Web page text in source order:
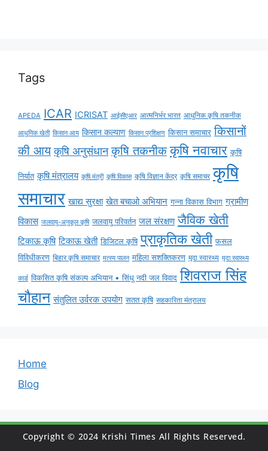
Tags
APEDA ICAR ICRISAT आईसीएआर आत्मनिर्भर भारत आधुनिक कृषि तकनीक
आधुनिक खेती किसान आय किसान कल्याण किसान प्रशिक्षण किसान समाचार किसानों
की आय कृषि अनुसंधान कृषि तकनीक कृषि नवाचार कृषि
निर्यात कृषि मंत्रालय कृषि मंत्री कृषि विकास कृषि विज्ञान केंद्र कृषि समाचर कृषि
समाचार खाद्य सुरक्षा खेत बचाओ अभियान गन्ना विकास विभाग ग्रामीण
विकास जलवायु-अनुकूल कृषि जलवायु परिवर्तन जल संरक्षण जैविक खेती
टिकाऊ कृषि टिकाऊ खेती डिजिटल कृषि प्राकृतिक खेती फसल
विविधीकरण बिहार कृषि समाचार मत्स्य पालन महिला सशक्तिकरण मृदा स्वास्थ्य मृदा स्वास्थ्य
कार्ड विकसित कृषि संकल्प अभियान • सिंधु नदी जल विवाद शिवराज सिंह
चौहान संतुलित उर्वरक उपयोग सतत कृषि सहकारिता मंत्रालय
Home
Blog
Copyright © 2024 Krishi Times All Rights Reserved.